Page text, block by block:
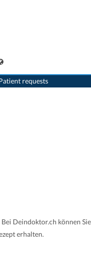
requests
Retard (100 mg) Daiichi
Deindoktor.ch können
erhalten.